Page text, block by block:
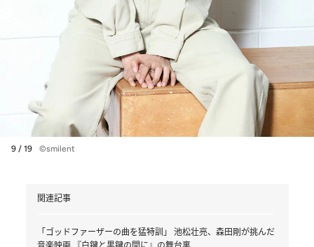
9 / 19 ©smilent
関連記事
「ゴッドファーザーの曲を猛特訓」 池松壮亮、森田剛が挑んだ